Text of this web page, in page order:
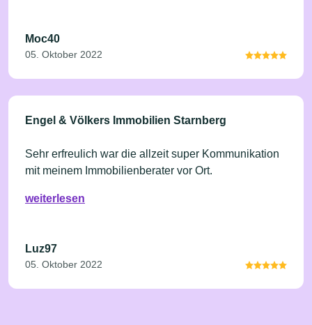
Moc40
05. Oktober 2022
Engel & Völkers Immobilien Starnberg
Sehr erfreulich war die allzeit super Kommunikation
mit meinem Immobilienberater vor Ort.
weiterlesen
Luz97
05. Oktober 2022